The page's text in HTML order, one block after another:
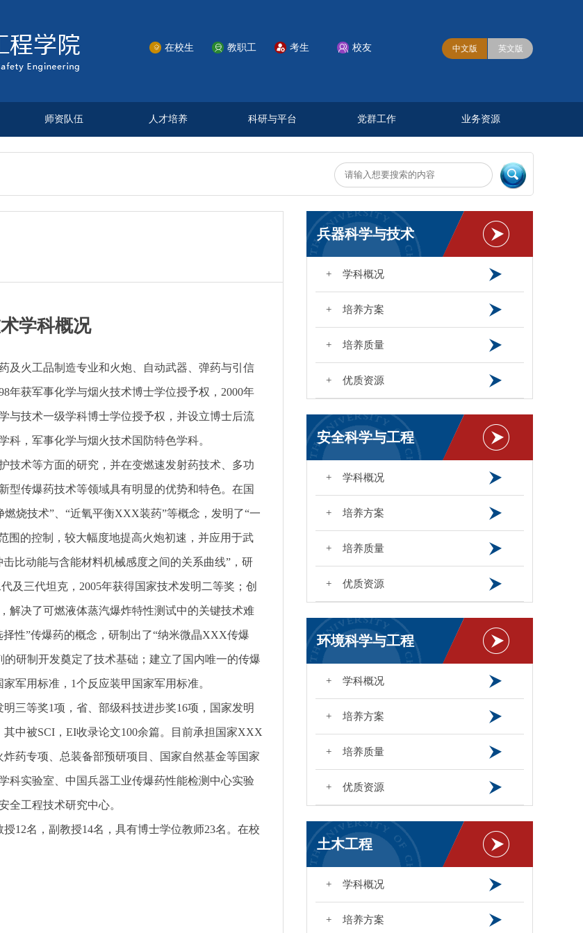
 在校生  教职工  考生  校友 中文版 英文版
师资队伍 人才培养 科研与平台 党群工作 业务资源
学科概况
及火工品制造专业和火炮、自动武器、弹药与引信
年获军事化学与烟火技术博士学位授予权，2000年
与技术一级学科博士学位授予权，并设立博士后流
，军事化学与烟火技术国防特色学科。
技术等方面的研究，并在变燃速发射药技术、多功
型传爆药技术等领域具有明显的优势和特色。在国
烧技术”、“近氧平衡XXX装药”等概念，发明了“一
的控制，较大幅度地提高火炮初速，并应用于武
比动能与含能材料机械感度之间的关系曲线”，研
及三代坦克，2005年获得国家技术发明二等奖；创
解决了可燃液体蒸汽爆炸特性测试中的关键技术难
性”传爆药的概念，研制出了“纳米微晶XXX传爆
研制开发奠定了技术基础；建立了国内唯一的传爆
军用标准，1个反应装甲国家军用标准。
三等奖1项，省、部级科技进步奖16项，国家发明
中被SCI，EI收录论文100余篇。目前承担国家XXX
药专项、总装备部预研项目、国家自然基金等国家
科实验室、中国兵器工业传爆药性能检测中心实验
全工程技术研究中心。
12名，副教授14名，具有博士学位教师23名。在校
兵器科学与技术
+ 学科概况
+ 培养方案
+ 培养质量
+ 优质资源
安全科学与工程
+ 学科概况
+ 培养方案
+ 培养质量
+ 优质资源
环境科学与工程
+ 学科概况
+ 培养方案
+ 培养质量
+ 优质资源
土木工程
+ 学科概况
+ 培养方案